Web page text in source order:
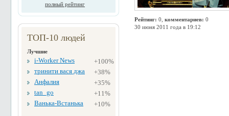
полный рейтинг
ТОП-10 людей
Лучшие
i-Worker News
+100%
тринити вася джа
+38%
Анфалия
+35%
tan_go
+11%
Ванька-Встанька
+10%
Рейтинг: 0, комментариев: 0
30 июня 2011 года в 19:12